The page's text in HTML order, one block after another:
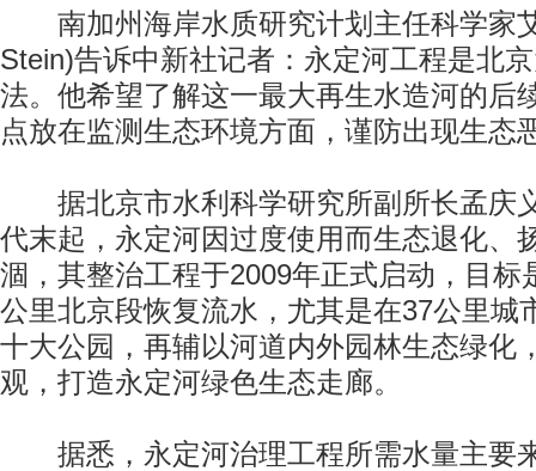
南加州海岸水质研究计划主任科学家
Stein)告诉中新社记者：永定河工程是北
法。他希望了解这一最大再生水造河的后
点放在监测生态环境方面，谨防出现生态
据北京市水利科学研究所副所长孟庆
代末起，永定河因过度使用而生态退化、
涸，其整治工程于2009年正式启动，目标
公里北京段恢复流水，尤其是在37公里城
十大公园，再辅以河道内外园林生态绿化
观，打造永定河绿色生态走廊。
据悉，永定河治理工程所需水量主要